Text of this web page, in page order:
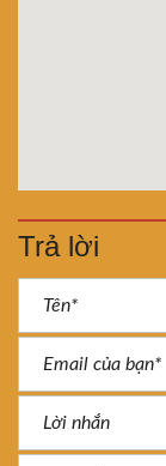
Trả lời